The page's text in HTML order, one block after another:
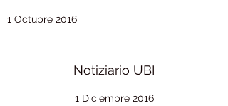
1 Octubre 2016
Notiziario UBI
1 Diciembre 2016